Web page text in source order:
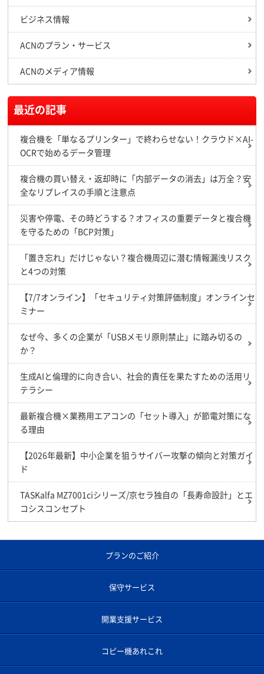
ビジネス情報
ACNのプラン・サービス
ACNのメディア情報
最近の記事
複合機を「単なるプリンター」で終わらせない！クラウド×AI-
OCRで始めるデータ管理
複合機の買い替え・返却時に「内部データの消去」は万全？安
全なリプレイスの手順と注意点
災害や停電、その時どうする？オフィスの重要データと複合機
を守るための「BCP対策」
「置き忘れ」だけじゃない？複合機周辺に潜む情報漏洩リスク
と4つの対策
【7/7オンライン】「セキュリティ対策評価制度」オンラインセ
ミナー
なぜ今、多くの企業が「USBメモリ原則禁止」に踏み切るの
か？
生成AIと倫理的に向き合い、社会的責任を果たすための活用リ
テラシー
最新複合機×業務用エアコンの「セット導入」が節電対策にな
る理由
【2026年最新】中小企業を狙うサイバー攻撃の傾向と対策ガイ
ド
TASKalfa MZ7001ciシリーズ/京セラ独自の「長寿命設計」とエ
コシスコンセプト
プランのご紹介
保守サービス
開業支援サービス
コピー機あれこれ